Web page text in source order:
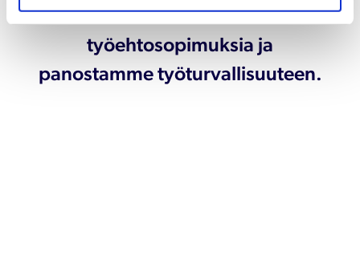
Noudatamme alan
työehtosopimuksia ja
panostamme työturvallisuuteen.